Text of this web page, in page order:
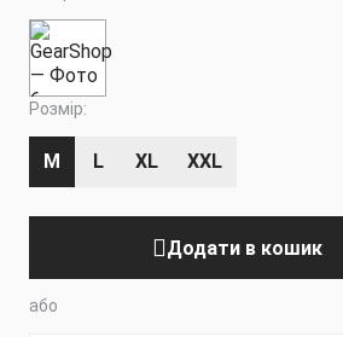
Розмір:
M L XL XXL
Додати в кошик
або